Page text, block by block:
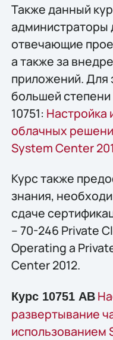
Также данный
администраторы
отвечающие
а также за
приложений. Для
большей
10751: Настройка
облачных
System Center
Курс также
знания,
сдаче
– 70-246 Private
Operating a
Center 2012.
Курс 10751 AB
развертывание
использованием